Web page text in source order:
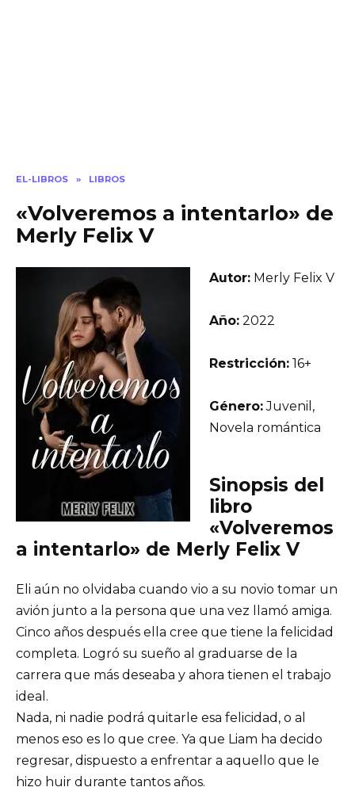
EL-LIBROS » LIBROS
«Volveremos a intentarlo» de
Merly Felix V
Autor: Merly Felix V
Año: 2022
Restricción: 16+
Género:Juvenil,
Novela romántica
Sinopsis del
libro
«Volveremos
a intentarlo» de Merly Felix V
Eli aún no olvidaba cuando vio a su novio tomar un
avión junto a la persona que una vez llamó amiga.
Cinco años después ella cree que tiene la felicidad
completa. Logró su sueño al graduarse de la
carrera que más deseaba y ahora tienen el trabajo
ideal.
Nada, ni nadie podrá quitarle esa felicidad, o al
menos eso es lo que cree. Ya que Liam ha decido
regresar, dispuesto a enfrentar a aquello que le
hizo huir durante tantos años.